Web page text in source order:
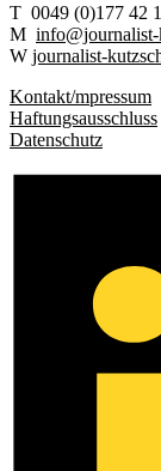
T 0049 (0)177 42
M info@journalist-
W journalist-
Kontakt/mpressum
Haftungsausschluss
Datenschutz